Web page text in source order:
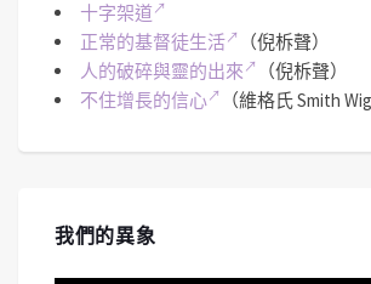
十字架道
正常的基督徒生活
（倪柝聲）
人的破碎與靈的出來
（倪柝聲）
不住增長的信心
（維格氏 Smith
我們的異象